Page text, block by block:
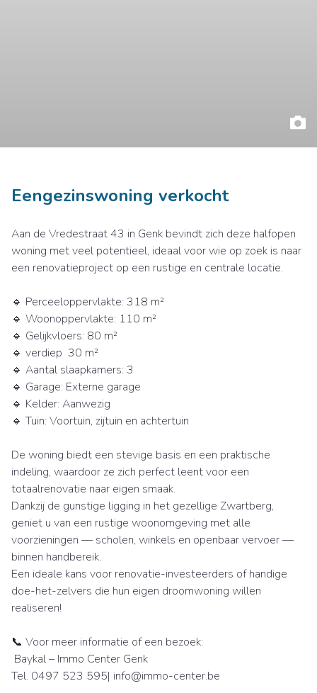
Eengezinswoning verkocht
Aan de Vredestraat 43 in Genk bevindt zich deze halfopen
woning met veel potentieel, ideaal voor wie op zoek is naar
een renovatieproject op een rustige en centrale locatie.
🔹 Perceeloppervlakte: 318 m²
🔹 Woonoppervlakte: 110 m²
🔹 Gelijkvloers: 80 m²
🔹 verdiep 30 m²
🔹 Aantal slaapkamers: 3
🔹 Garage: Externe garage
🔹 Kelder: Aanwezig
🔹 Tuin: Voortuin, zijtuin en achtertuin
De woning biedt een stevige basis en een praktische
indeling, waardoor ze zich perfect leent voor een
totaalrenovatie naar eigen smaak.
Dankzij de gunstige ligging in het gezellige Zwartberg,
geniet u van een rustige woonomgeving met alle
voorzieningen — scholen, winkels en openbaar vervoer —
binnen handbereik.
Een ideale kans voor renovatie-investeerders of handige
doe-het-zelvers die hun eigen droomwoning willen
realiseren!
📞 Voor meer informatie of een bezoek:
Baykal – Immo Center Genk
Tel. 0497 523 595| info@immo-center.be